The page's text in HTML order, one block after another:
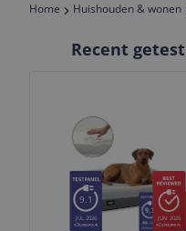
Home Huishouden & wonen
Recent getest
9.1
JUL 2026 JUN 2026